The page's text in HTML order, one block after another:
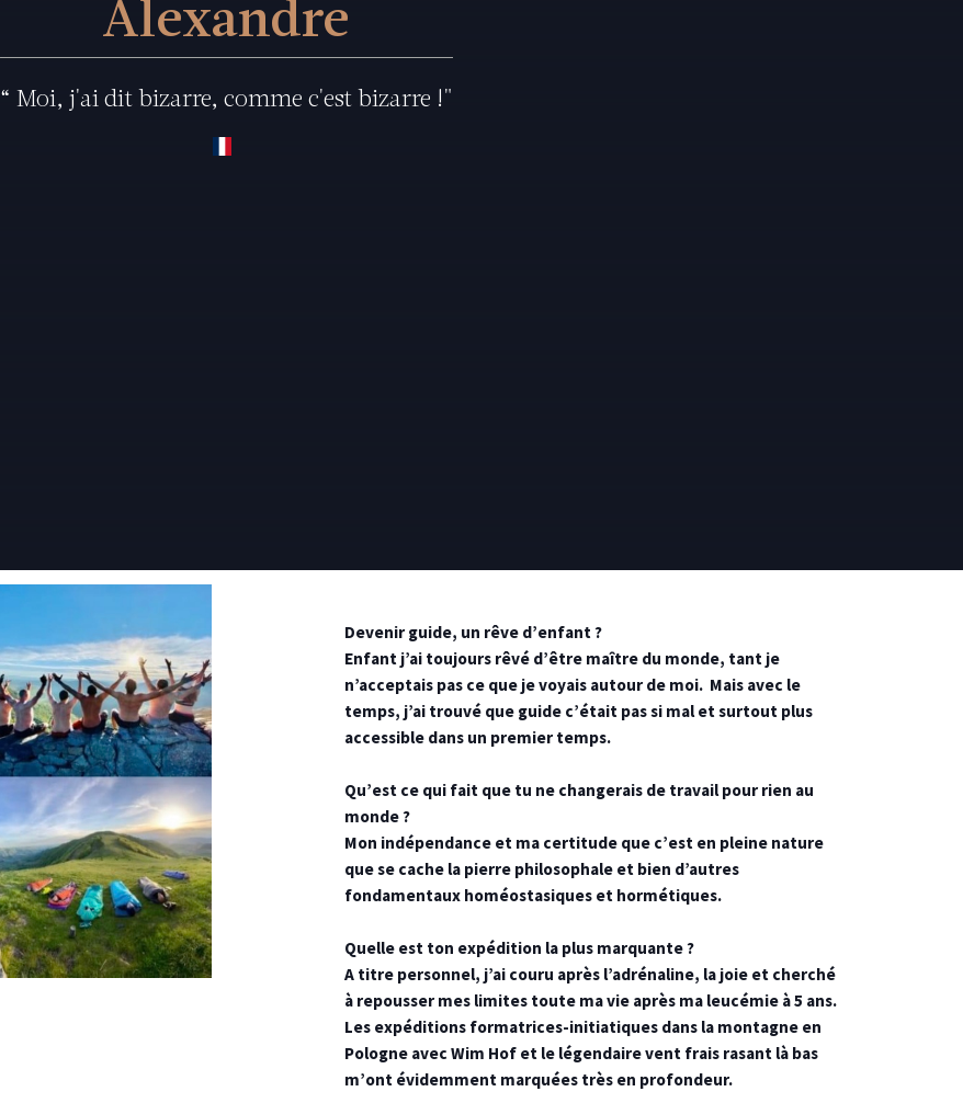
Alexandre
“ Moi, j'ai dit bizarre, comme c'est bizarre !"
Devenir guide, un rêve d’enfant ?
Enfant j’ai toujours rêvé d’être maître du monde, tant je
n’acceptais pas ce que je voyais autour de moi. Mais avec le
temps, j’ai trouvé que guide c’était pas si mal et surtout plus
accessible dans un premier temps.
Qu’est ce qui fait que tu ne changerais de travail pour rien au
monde ?
Mon indépendance et ma certitude que c’est en pleine nature
que se cache la pierre philosophale et bien d’autres
fondamentaux homéostasiques et hormétiques.
Quelle est ton expédition la plus marquante ?
A titre personnel, j’ai couru après l’adrénaline, la joie et cherché
à repousser mes limites toute ma vie après ma leucémie à 5 ans.
Les expéditions formatrices-initiatiques dans la montagne en
Pologne avec Wim Hof et le légendaire vent frais rasant là bas
m’ont évidemment marquées très en profondeur.